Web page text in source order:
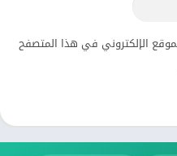
الإلكتروني في هذا المتصفح